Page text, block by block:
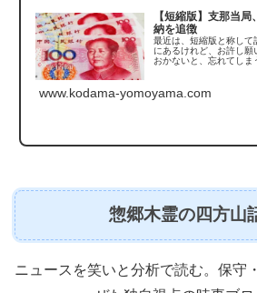
【短縮版】支那当
納を追徴
最近は、短縮版と称して
にあるけれど、お許し願
おかないと、忘れてしま
「豚は太らせ...
www.kodama-yomoyama.com
惣郷木霊の四方山
ニュースを笑いと分析で読む。保守